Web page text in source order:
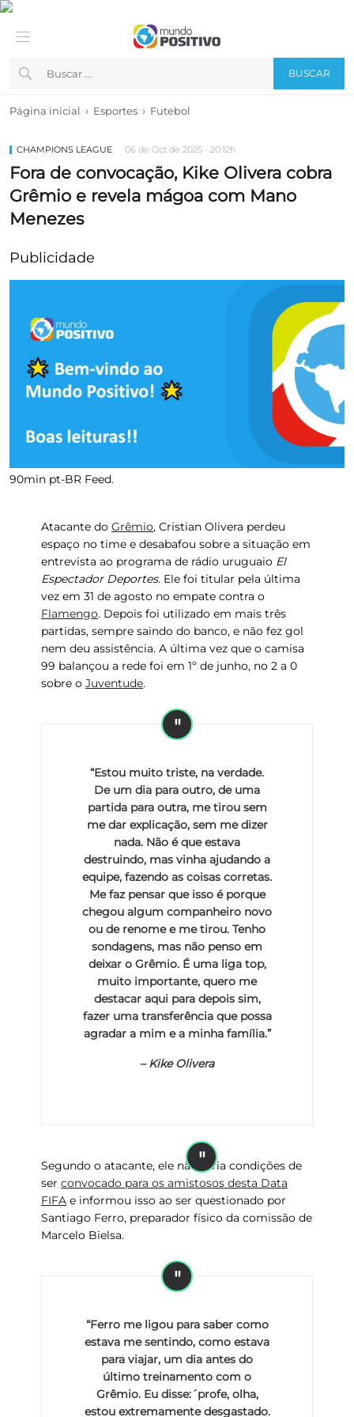
BUSCAR
Página inicial › Esportes › Futebol
CHAMPIONS LEAGUE 06 de Oct de 2025 - 20:12h
Fora de convocação, Kike Olivera cobra
Grêmio e revela mágoa com Mano
Menezes
Publicidade
90min pt-BR Feed.
Atacante do Grêmio, Cristian Olivera perdeu
espaço no time e desabafou sobre a situação em
entrevista ao programa de rádio uruguaio El
Espectador Deportes. Ele foi titular pela última
vez em 31 de agosto no empate contra o
Flamengo. Depois foi utilizado em mais três
partidas, sempre saindo do banco, e não fez gol
nem deu assistência. A última vez que o camisa
99 balançou a rede foi em 1º de junho, no 2 a 0
sobre o Juventude.
“Estou muito triste, na verdade.
De um dia para outro, de uma
partida para outra, me tirou sem
me dar explicação, sem me dizer
nada. Não é que estava
destruindo, mas vinha ajudando a
equipe, fazendo as coisas corretas.
Me faz pensar que isso é porque
chegou algum companheiro novo
ou de renome e me tirou. Tenho
sondagens, mas não penso em
deixar o Grêmio. É uma liga top,
muito importante, quero me
destacar aqui para depois sim,
fazer uma transferência que possa
agradar a mim e a minha família.”
–Kike Olivera
Segundo o atacante, ele não teria condições de
ser convocado para os amistosos desta Data
FIFA e informou isso ao ser questionado por
Santiago Ferro, preparador físico da comissão de
Marcelo Bielsa.
“Ferro me ligou para saber como
estava me sentindo, como estava
para viajar, um dia antes do
último treinamento com o
Grêmio. Eu disse:´profe, olha,
estou extremamente desgastado.